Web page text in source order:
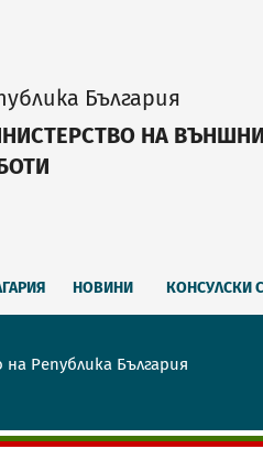
България
НА
НОВИНИ КОНСУЛСКИ
Република България